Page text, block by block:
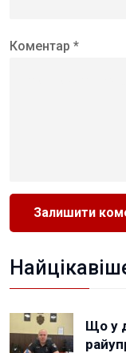
Коментар *
Що у